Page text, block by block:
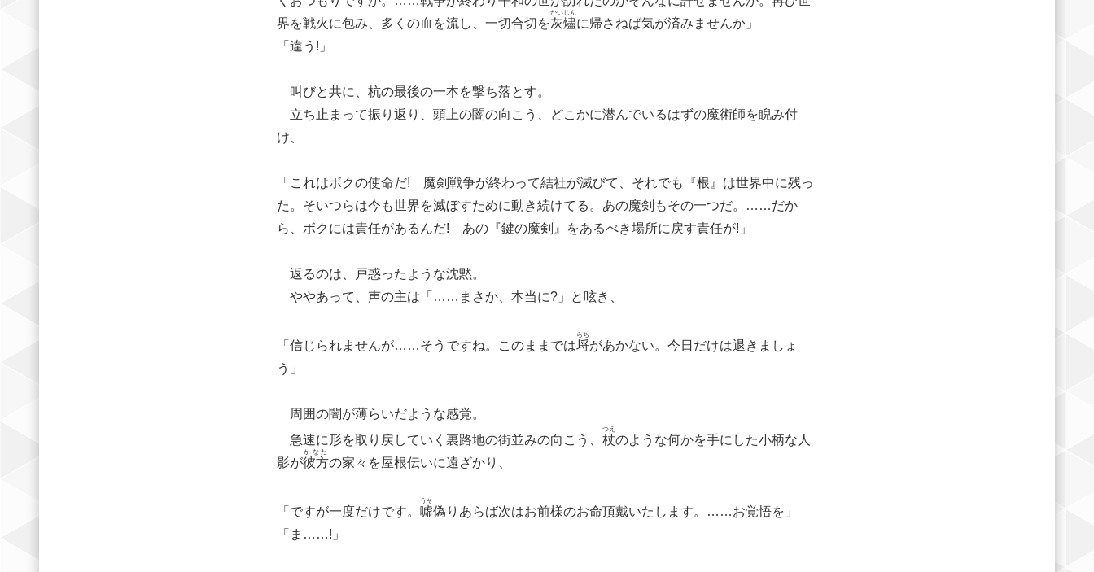
界を戦火に包み、多くの血を流し、一切合切を灰
かい
燼
じん
に帰さねば気が済みませんか」
「違う!」
叫びと共に、杭の最後の一本を撃ち落とす。
立ち止まって振り返り、頭上の闇の向こう、どこかに潜んでいるはずの魔術師を睨み付
け、
「これはボクの使命だ! 魔剣戦争が終わって結社が滅びて、それでも『根』は世界中に残っ
た。そいつらは今も世界を滅ぼすために動き続けてる。あの魔剣もその一つだ。……だか
ら、ボクには責任があるんだ! あの『鍵の魔剣』をあるべき場所に戻す責任が!」
返るのは、戸惑ったような沈黙。
ややあって、声の主は「……まさか、本当に?」と呟き、
「信じられませんが……そうですね。このままでは埒
らち
があかない。今日だけは退きましょ
う」
周囲の闇が薄らいだような感覚。
急速に形を取り戻していく裏路地の街並みの向こう、 杖
つえ
のような何かを手にした小柄な人
影が彼方
かなた
の家々を屋根伝いに遠ざかり、
「ですが一度だけです。 噓
うそ
偽りあらば次はお前様のお命頂戴いたします。……お覚悟を」
「ま……!」